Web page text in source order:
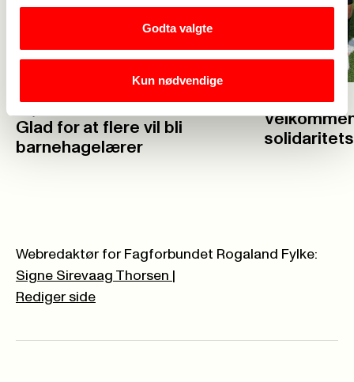
Godta valgte
Kun nødvendige
Glad for at flere vil bli
barnehagelærer
23. juli
Webredaktør for Fagforbundet Rogaland Fylke:
Signe Sirevaag Thorsen
Rediger side